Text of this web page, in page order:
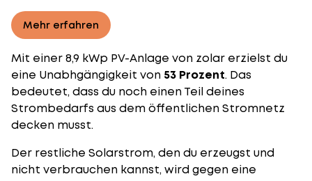
Mehr erfahren
Mit einer 8,9 kWp PV-Anlage von zolar erzielst du
eine Unabhgängigkeit von 53 Prozent. Das
bedeutet, dass du noch einen Teil deines
Strombedarfs aus dem öffentlichen Stromnetz
decken musst.
Der restliche Solarstrom, den du erzeugst und
nicht verbrauchen kannst, wird gegen eine